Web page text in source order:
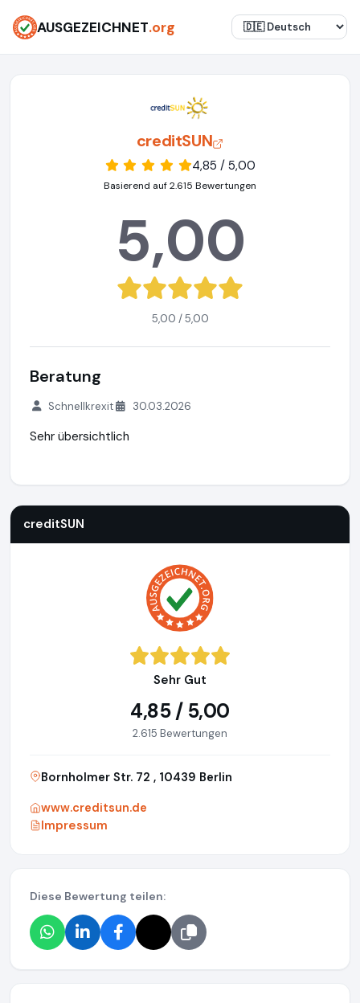
AUSGEZEICHNET.org
creditSUN
4,85 / 5,00
Basierend auf 2.615 Bewertungen
5,00
5,00 / 5,00
Beratung
Schnellkrexit 30.03.2026
Sehr übersichtlich
creditSUN
Sehr Gut
4,85 / 5,00
2.615 Bewertungen
Bornholmer Str. 72 , 10439 Berlin
www.creditsun.de
Impressum
Diese Bewertung teilen: